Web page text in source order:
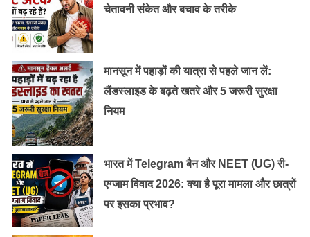
4-. राजा अनरण्य का रावण को श्राप वाल्मीकि रामायण के अनुसार
रघुवंश में एक परम प्रतापी राजा हुए थे, जिनका नाम अनरण्य था।
जब रावण विश्वविजय करने निकला तो राजा अनरण्य से उसका
भयंकर युद्ध हुई। उस युद्ध में राजा अनरण्य की मृत्यु हो गई। मरने से
चेतावनी संकेत और बचाव के तरीके
मानसून में पहाड़ों की यात्रा से पहले जान लें:
लैंडस्लाइड के बढ़ते खतरे और 5 जरूरी सुरक्षा
नियम
भारत में Telegram बैन और NEET (UG) री-
एग्जाम विवाद 2026: क्या है पूरा मामला और छात्रों
पर इसका प्रभाव?